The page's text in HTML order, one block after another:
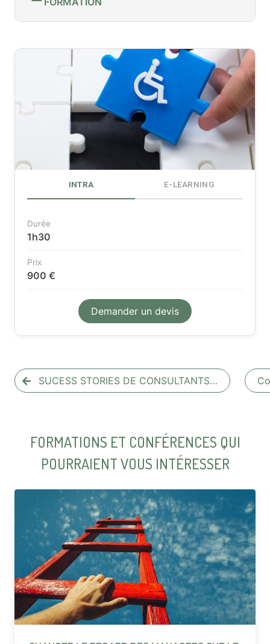
INTRA E-LEARNING
Durée
1h30
Prix
900 €
Demander un devis
SUCESS STORIES DE CONSULTANTS…
FORMATIONS ET CONFÉRENCES QUI
POURRAIENT VOUS INTÉRESSER